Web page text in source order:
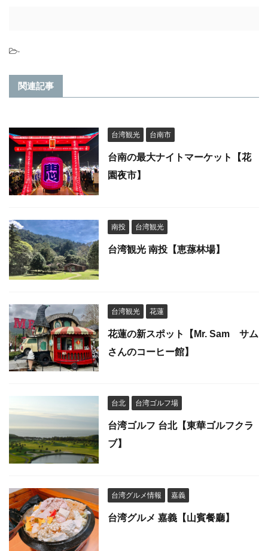
-
関連記事
台湾観光 台南市
台南の最大ナイトマーケット【花
園夜市】
南投 台湾観光
台湾観光 南投【恵蓀林場】
台湾観光 花蓮
花蓮の新スポット【Mr. Sam サム
さんのコーヒー館】
台北 台湾ゴルフ場
台湾ゴルフ 台北【東華ゴルフクラ
ブ】
台湾グルメ情報 嘉義
台湾グルメ 嘉義【山賓餐廳】